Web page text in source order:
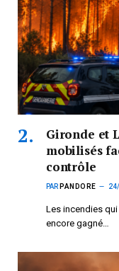
Gironde et
mobilisés
contrôle
PAR PANDORE
Les incendies
encore gagné…